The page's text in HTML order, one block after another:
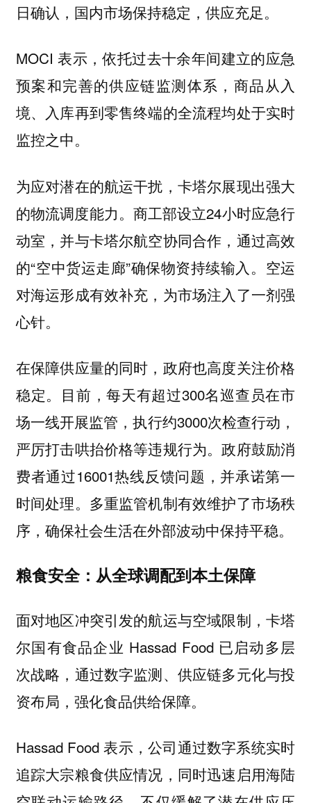
日确认，国内市场保持稳定，供应充足。
MOCI 表示，依托过去十余年间建立的应急
预案和完善的供应链监测体系，商品从入
境、入库再到零售终端的全流程均处于实时
监控之中。
为应对潜在的航运干扰，卡塔尔展现出强大
的物流调度能力。商工部设立24小时应急行
动室，并与卡塔尔航空协同合作，通过高效
的“空中货运走廊”确保物资持续输入。空运
对海运形成有效补充，为市场注入了一剂强
心针。
在保障供应量的同时，政府也高度关注价格
稳定。目前，每天有超过300名巡查员在市
场一线开展监管，执行约3000次检查行动，
严厉打击哄抬价格等违规行为。政府鼓励消
费者通过16001热线反馈问题，并承诺第一
时间处理。多重监管机制有效维护了市场秩
序，确保社会生活在外部波动中保持平稳。
粮食安全：从全球调配到本土保障
面对地区冲突引发的航运与空域限制，卡塔
尔国有食品企业 Hassad Food 已启动多层
次战略，通过数字监测、供应链多元化与投
资布局，强化食品供给保障。
Hassad Food 表示，公司通过数字系统实时
追踪大宗粮食供应情况，同时迅速启用海陆